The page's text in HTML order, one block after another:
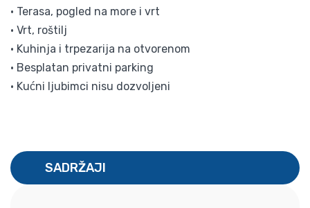
• Terasa, pogled na more i vrt
• Vrt, roštilj
• Kuhinja i trpezarija na otvorenom
• Besplatan privatni parking
• Kućni ljubimci nisu dozvoljeni
SADRŽAJI